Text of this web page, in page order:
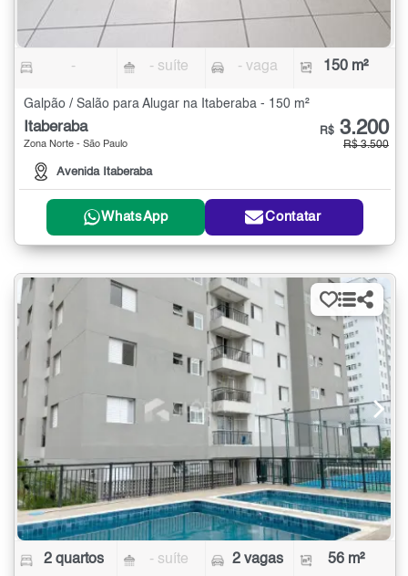
- - suíte - vaga 150 m²
Galpão / Salão para Alugar na Itaberaba - 150 m²
Itaberaba
Zona Norte - São Paulo
Avenida Itaberaba
R$ 3.200
R$ 3.500
WhatsApp Contatar
2 quartos - suíte 2 vagas 56 m²